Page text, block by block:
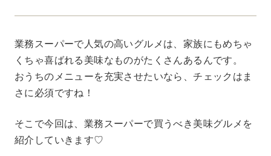
業務スーパーで人気の高いグルメは、家族にもめちゃ
くちゃ喜ばれる美味なものがたくさんあるんです。
おうちのメニューを充実させたいなら、チェックはま
さに必須ですね！
そこで今回は、業務スーパーで買うべき美味グルメを
紹介していきます♡